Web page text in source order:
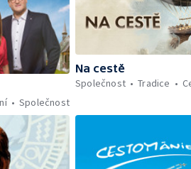
Společnost
Na cestě
Společnost
Tradice